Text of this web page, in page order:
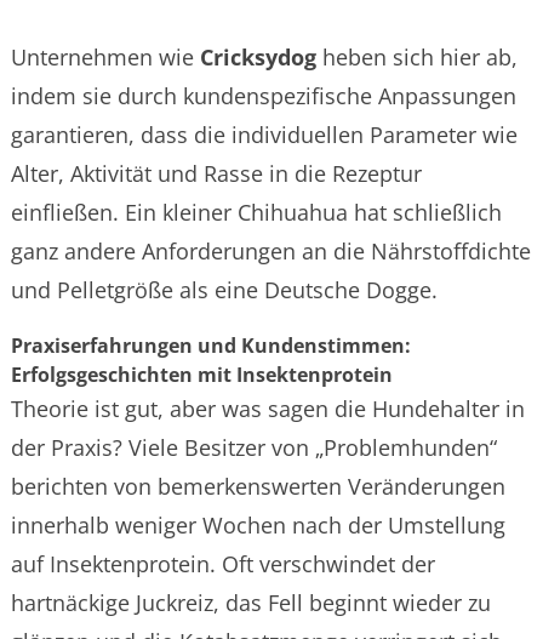
Unternehmen wie Cricksydogheben sich hier ab,
indem sie durch kundenspezifische Anpassungen
garantieren, dass die individuellen Parameter wie
Alter, Aktivität und Rasse in die Rezeptur
einfließen. Ein kleiner Chihuahua hat schließlich
ganz andere Anforderungen an die Nährstoffdichte
und Pelletgröße als eine Deutsche Dogge.
Praxiserfahrungen und Kundenstimmen:
Erfolgsgeschichten mit Insektenprotein
Theorie ist gut, aber was sagen die Hundehalter in
der Praxis? Viele Besitzer von „Problemhunden“
berichten von bemerkenswerten Veränderungen
innerhalb weniger Wochen nach der Umstellung
auf Insektenprotein. Oft verschwindet der
hartnäckige Juckreiz, das Fell beginnt wieder zu